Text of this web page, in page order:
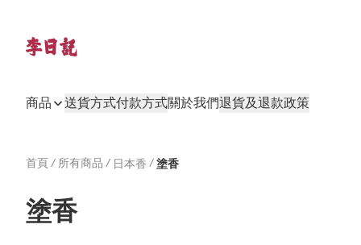
商品 送貨方式付款方式關於我們退貨及退款政策
首頁 / 所有商品 / 日本香 / 塗香
塗香